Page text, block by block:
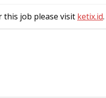
this job please visit ketix.id.